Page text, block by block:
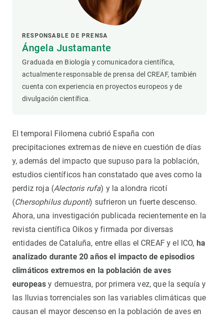
RESPONSABLE DE PRENSA
Ángela Justamante
Graduada en Biología y comunicadora científica,
actualmente responsable de prensa del CREAF, también
cuenta con experiencia en proyectos europeos y de
divulgación científica.
El temporal Filomena cubrió España con
precipitaciones extremas de nieve en cuestión de días
y, además del impacto que supuso para la población,
estudios científicos han constatado que aves como la
perdiz roja (Alectoris rufa) y la alondra ricotí
(Chersophilus duponti) sufrieron un fuerte descenso.
Ahora, una investigación publicada recientemente en la
revista científica Oikos y firmada por diversas
entidades de Cataluña, entre ellas el CREAF y el ICO, ha
analizado durante 20 años el impacto de episodios
climáticos extremos en la población de aves
europeas y demuestra, por primera vez, que la sequía y
las lluvias torrenciales son las variables climáticas que
causan el mayor descenso en la población de aves en